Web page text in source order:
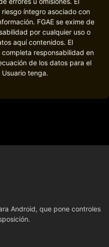
riesgo íntegro asociado con
FGAE se exime de
por cualquier uso o
aquí contenidos. El
completa responsabilidad en
de los datos para el
tenga.
Android, que pone controles